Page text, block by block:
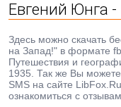
Евгений Юнга -
Здесь можно скачать
на Запад!" в формате
Путешествия и
1935. Так же Вы можете
SMS на сайте
ознакомиться с